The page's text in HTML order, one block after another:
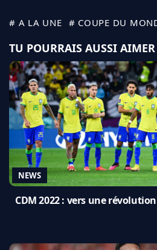
# A LA UNE # COUPE DU
TU POURRAIS AUSSI AIMER
NEWS
CDM 2022 : vers une